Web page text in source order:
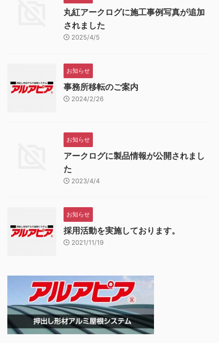
丸紅アークログに施工事例写真が追加
されました
2025/4/5
お知らせ
事務所移転のご案内
2024/2/26
お知らせ
アークログに製品情報が公開されまし
た
2023/4/4
お知らせ
採用活動を実施しております。
2021/11/19